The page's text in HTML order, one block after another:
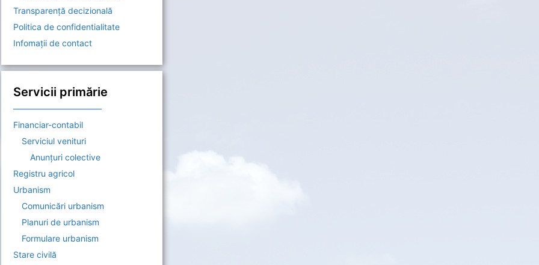
Transparență decizională
Politica de confidentialitate
Infomații de contact
Servicii primărie
——————————–
Financiar-contabil
Serviciul venituri
Anunțuri colective
Registru agricol
Urbanism
Comunicări urbanism
Planuri de urbanism
Formulare urbanism
Stare civilă